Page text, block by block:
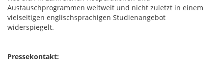
Austauschprogrammen weltweit und nicht zuletzt in einem
vielseitigen englischsprachigen Studienangebot
widerspiegelt.
Pressekontakt: